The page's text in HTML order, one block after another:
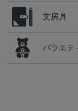
文房具
バラエテ